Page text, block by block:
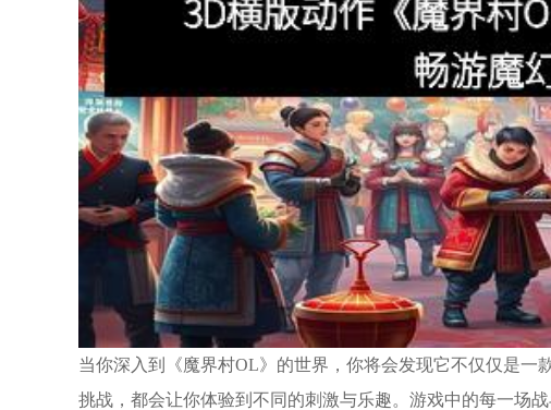
当你深入到《魔界村OL》的世界，你将会发现它不仅仅是
挑战，都会让你体验到不同的刺激与乐趣。游戏中的每一场